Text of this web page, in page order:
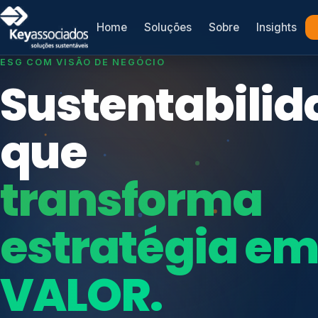
Home Soluções Sobre Insights
SISTEMAS DE GESTÃO OTIMIZADOS E INTEGRADOS
que
protege seu
negócio.
Consultoria, auditoria e treinamentos em ISO
Índices de Mercado
Reputação e Cadeia